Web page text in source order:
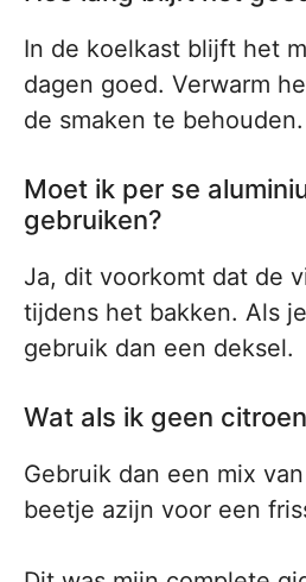
In de koelkast blijft het
dagen goed. Verwarm
de smaken te behouden.
Moet ik per se
gebruiken?
Ja, dit voorkomt dat de
tijdens het bakken. Als
gebruik dan een deksel.
Wat als ik geen
Gebruik dan een mix
beetje azijn voor een